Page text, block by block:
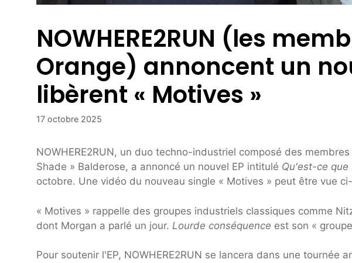
NOWHERE2RUN (les
Orange) annoncent un
libèrent « Motives »
17 octobre 2025
NOWHERE2RUN, un duo techno-industriel composé des
Shade » Balderose, a annoncé un nouvel EP intitulé Qu'est-ce que
octobre. Une vidéo du nouveau single « Motives » peut être vue
« Motives » rappelle des groupes industriels classiques comme
dont Morgan a parlé un jour. Lourde conséquence est son «
Pour soutenir l'EP, NOWHERE2RUN se lancera dans une tournée